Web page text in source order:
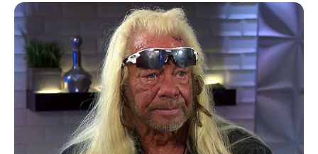
Tidak pandai mengungkapkan perasaannya tetapi ia mencoba
yang terbaik untuk memperlakukan orang lain dengan baik.
Ia akan menggandakan jumlah cinta yang diberikan orang
kepadanya.
Ia bukanlah seseorang yang akan mengambil inisiatif untuk
mendekati seorang gadis. Ia akan mencoba untuk perlahan-
lahan mengenalnya.